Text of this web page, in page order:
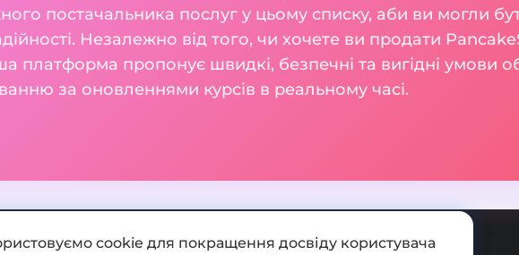
постачальника послуг у цьому списку, аби ви могли
Незалежно від того, чи хочете ви продати
платформа пропонує швидкі, безпечні та вигідні умови
за оновленнями курсів в реальному часі.
cookie для покращення досвіду користувача